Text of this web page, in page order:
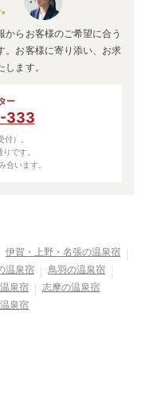
らお客様のご希望に合う
。お客様に寄り添い、お求
ます。
ー
333
）。
です。
合います。
伊賀・上野・名張の温泉宿
温泉宿
鳥羽の温泉宿
泉宿
志摩の温泉宿
泉宿